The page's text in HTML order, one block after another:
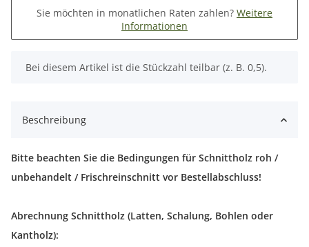
Sie möchten in monatlichen Raten zahlen? Weitere
Informationen
x
Bei diesem Artikel ist die Stückzahl teilbar (z. B. 0,5).
Beschreibung
Bitte beachten Sie die Bedingungen für Schnittholz roh /
unbehandelt / Frischreinschnitt vor Bestellabschluss!
Abrechnung Schnittholz (Latten, Schalung, Bohlen oder
Kantholz):